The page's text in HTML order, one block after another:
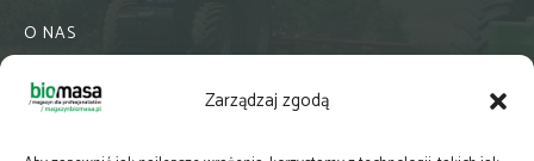
Zarządzaj zgodą
O NAS
WSPÓŁPRACA